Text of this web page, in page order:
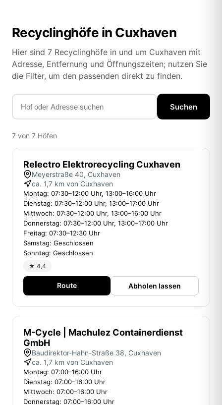
Recyclinghöfe in Cuxhaven
Hier sind 7 Recyclinghöfe in und um Cuxhaven mit
Adresse, Entfernung und Öffnungszeiten; nutzen Sie
die Filter, um den passenden direkt zu finden.
Suchen
7 von 7 Höfen
Relectro Elektrorecycling Cuxhaven
Meyerstraße 40, Cuxhaven
ca. 1,7 km von Cuxhaven
Montag: 07:30–12:00 Uhr, 13:00–16:00 Uhr
Dienstag: 07:30–12:00 Uhr, 13:00–17:00 Uhr
Mittwoch: 07:30–12:00 Uhr, 13:00–16:00 Uhr
Donnerstag: 07:30–12:00 Uhr, 13:00–17:00 Uhr
Freitag: 07:30–12:30 Uhr
Samstag: Geschlossen
Sonntag: Geschlossen
★ 4,4
Route Abholen lassen
M-Cycle | Machulez Containerdienst
GmbH
Baudirektor-Hahn-Straße 38, Cuxhaven
ca. 1,7 km von Cuxhaven
Montag: 07:00–16:00 Uhr
Dienstag: 07:00–16:00 Uhr
Mittwoch: 07:00–16:00 Uhr
Donnerstag: 07:00–16:00 Uhr